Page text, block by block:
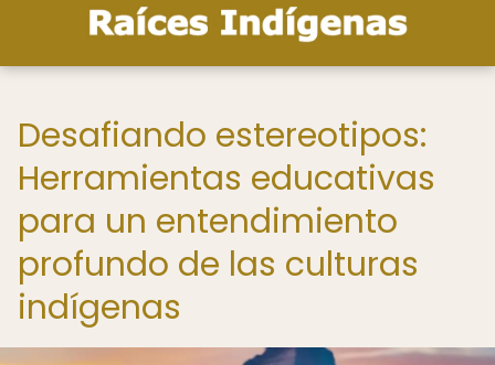
Desafiando estereotipos:
Herramientas educativas
para un entendimiento
profundo de las culturas
indígenas